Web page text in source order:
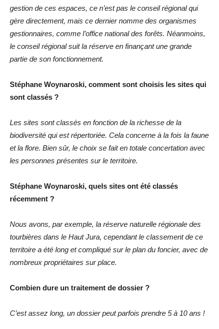
gestion de ces espaces, ce n’est pas le conseil régional qui
gère directement, mais ce dernier nomme des organismes
gestionnaires, comme l’office national des forêts. Néanmoins,
le conseil régional suit la réserve en finançant une grande
partie de son fonctionnement.
Stéphane Woynaroski, comment sont choisis les sites qui
sont classés ?
Les sites sont classés en fonction de la richesse de la
biodiversité qui est répertoriée. Cela concerne à la fois la faune
et la flore. Bien sûr, le choix se fait en totale concertation avec
les personnes présentes sur le territoire.
Stéphane Woynaroski, quels sites ont été classés
récemment ?
Nous avons, par exemple, la réserve naturelle régionale des
tourbières dans le Haut Jura, cependant le classement de ce
territoire a été long et compliqué sur le plan du foncier, avec de
nombreux propriétaires sur place.
Combien dure un traitement de dossier ?
C’est assez long, un dossier peut parfois prendre 5 à 10 ans !